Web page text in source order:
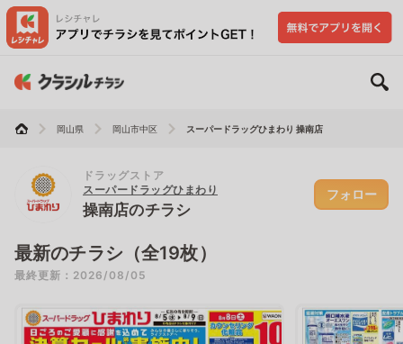
岡山県 岡山市中区 スーパードラッグひまわり 操南店
ドラッグストア
スーパードラッグひまわり
操南店のチラシ
フォロー
最新のチラシ（全19枚）
最終更新：2026/08/05